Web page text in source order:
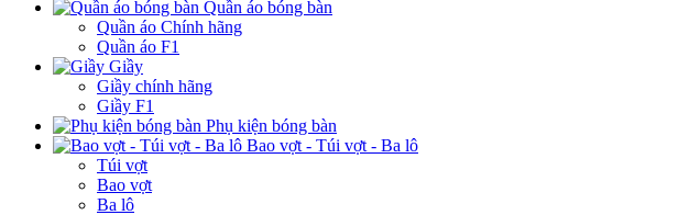
Quần áo bóng bàn
Quần áo Chính hãng
Quần áo F1
Giầy
Giầy chính hãng
Giầy F1
Phụ kiện bóng bàn
Bao vợt - Túi vợt - Ba lô
Túi vợt
Bao vợt
Ba lô